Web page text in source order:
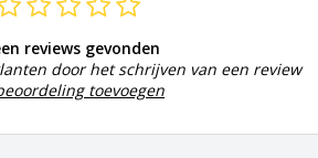
reviews gevonden
door het schrijven van een review
toevoegen